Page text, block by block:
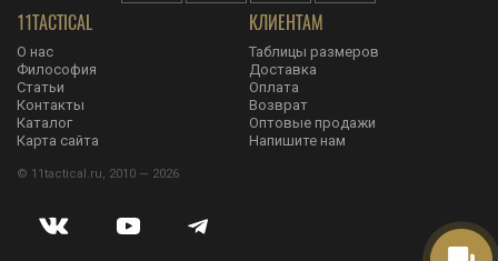
11TACTICAL
О нас
Философия
Статьи
Контакты
Каталог
Карта сайта
КЛИЕНТАМ
Таблицы размеров
Доставка
Оплата
Возврат
Оптовые продажи
Напишите нам
© 11tactical.ru, 2010 — 2026